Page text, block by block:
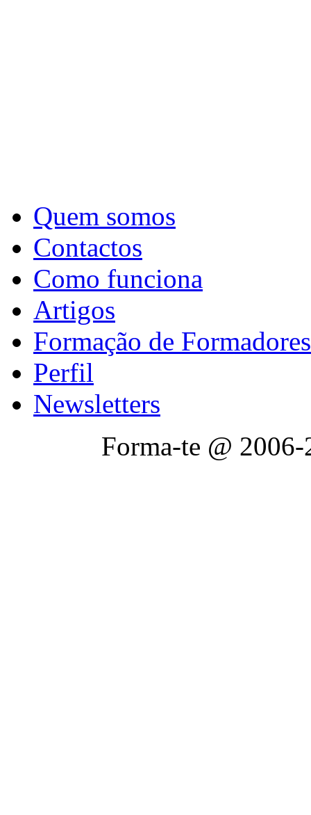
Quem somos
Contactos
Como funciona
Artigos
Formação de Formadores
Perfil
Newsletters
Forma-te @